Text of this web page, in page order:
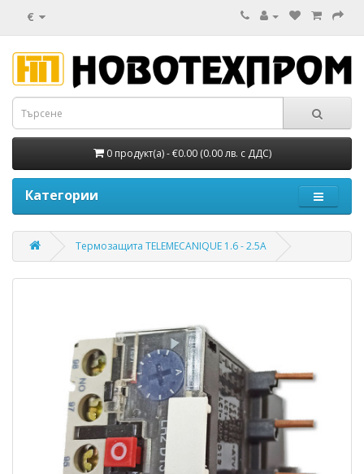
€
0 продукт(а) - €0.00 (0.00 лв. с ДДС)
Категории
Термозащита TELEMECANIQUE 1.6 - 2.5A